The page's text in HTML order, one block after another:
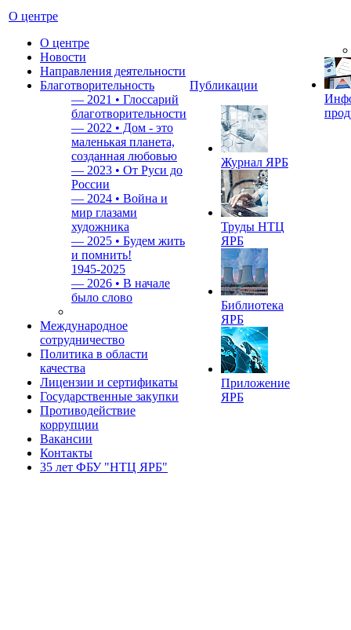
О центре
О центре
Новости
Направления деятельности
Благотворительность
— 2021 • Глоссарий
благотворительности
— 2022 • Дом - это
маленькая планета,
созданная любовью
— 2023 • От Руси до
России
— 2024 • Война и
мир глазами
художника
— 2025 • Будем жить
и помнить!
1945-2025
— 2026 • В начале
было слово
Международное
сотрудничество
Политика в области
качества
Лицензии и сертификаты
Государственные закупки
Противодействие
коррупции
Вакансии
Контакты
35 лет ФБУ "НТЦ ЯРБ"
Публикации
Журнал ЯРБ
Труды НТЦ
ЯРБ
Библиотека
ЯРБ
Приложение
ЯРБ